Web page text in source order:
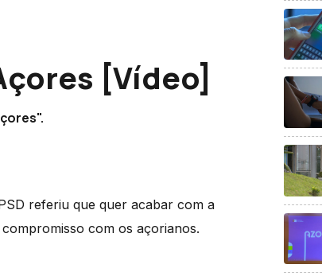
[Vídeo]
referiu que quer acabar com a
com os açorianos.